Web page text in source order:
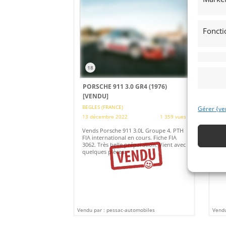
Gérer
18
PORSCHE 911 3.0 GR4 (1976)
[VENDU]
BEGLES (FRANCE)
13 décembre 2022
1 359 vues
Vends Porsche 911 3.0L Groupe 4. PTH
FIA international en cours. Fiche FIA
3062. Très belle préparation. Vient avec
quelques pièces.
Vendu par : pessac-automobiles
13